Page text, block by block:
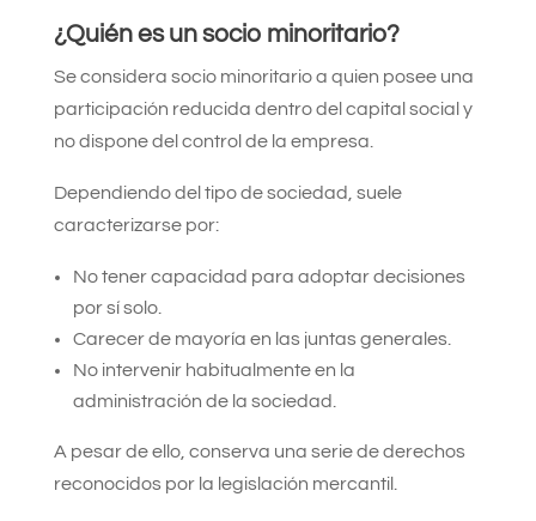
¿Quién es un socio minoritario?
Se considera socio minoritario a quien posee una
participación reducida dentro del capital social y
no dispone del control de la empresa.
Dependiendo del tipo de sociedad, suele
caracterizarse por:
No tener capacidad para adoptar decisiones
por sí solo.
Carecer de mayoría en las juntas generales.
No intervenir habitualmente en la
administración de la sociedad.
A pesar de ello, conserva una serie de derechos
reconocidos por la legislación mercantil.